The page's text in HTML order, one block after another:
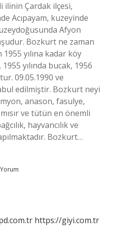
ilinin Çardak ilçesi,
Acıpayam, kuzeyinde
Afyon
Bozkurt ne zaman
1955 yılına kadar köy
yılında bucak, 1956
09.05.1990 ve
edilmiştir. Bozkurt neyi
anason, fasulye,
ve tütün en önemli
hayvancılık ve
Bozkurt…
https://giyi.com.tr